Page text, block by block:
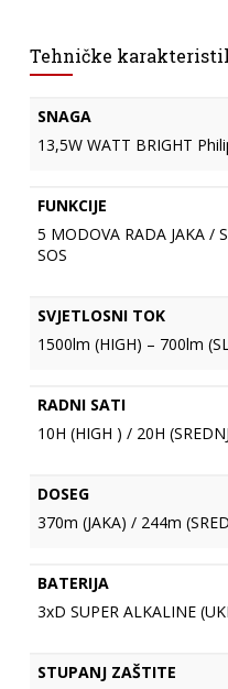
Tehničke
SNAGA
13,5W WATT BRIGHT
FUNKCIJE
5 MODOVA RADA JAKA /
SOS
SVJETLOSNI TOK
1500lm (HIGH) – 700lm
RADNI SATI
10H (HIGH ) / 20H
DOSEG
370m (JAKA) / 244m
BATERIJA
3xD SUPER ALKALINE
STUPANJ ZAŠTITE